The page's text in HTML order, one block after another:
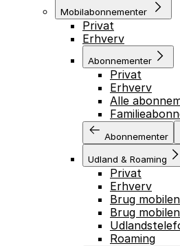
Mobilabonnementer
Privat
Erhverv
Abonnementer
Privat
Erhverv
Alle
Abonnementer
Udland & Roaming
Privat
Erhverv
Brug
Brug
Roaming